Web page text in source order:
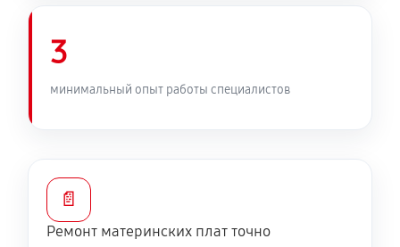
3
минимальный опыт работы специалистов
📄
Ремонт материнских плат точно